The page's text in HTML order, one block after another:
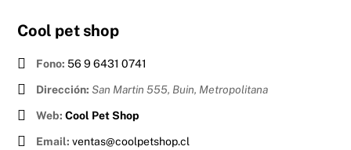
Cool pet shop
Fono: 56 9 6431 0741
Dirección: San Martin 555, Buin, Metropolitana
Web: Cool Pet Shop
Email: ventas@coolpetshop.cl